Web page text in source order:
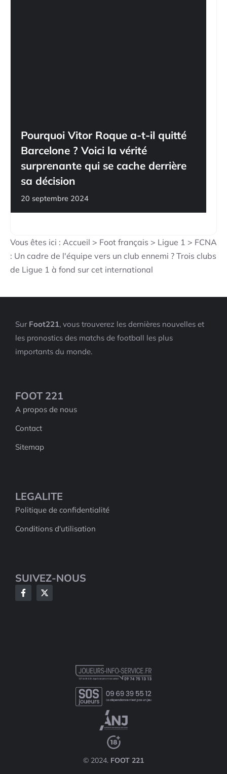
Pourquoi Vitor Roque a-t-il quitté
Barcelone ? Voici la vérité
surprenante qui se cache derrière
sa décision
20 septembre 2024
Vous êtes ici : Accueil > Foot français > Ligue 1 > FCNA
: Un cadre de l'équipe vers un club ennemi ? Trois clubs
de Ligue 1 à fond sur cet international
Sur Foot221, vous trouverez les dernières nouvelles et
les pronostics des matchs de football les plus
importants du monde.
FOOT 221
A propos de nous
Contact
Sitemap
LEGALITE
Politique de confidentialité
Conditions d'utilisation
SUIVEZ-NOUS
© 2024. FOOT 221